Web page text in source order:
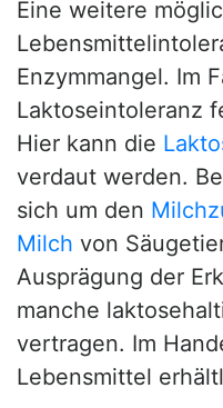
Eine weitere
Enzymmangel. Im
Laktoseintoleranz
Hier kann die
verdaut werden.
sich um den
Milch von
Ausprägung der
manche
vertragen. Im
Lebensmittel